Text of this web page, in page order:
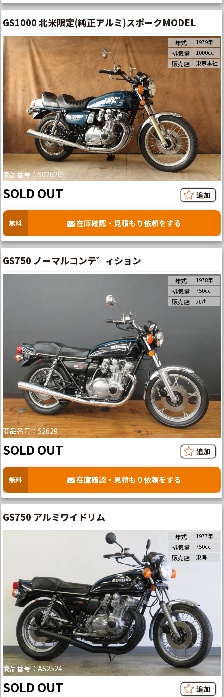
GS1000 北米限定(純正アルミ)スポークMODEL
商品番号：S02626
年式 1979年
排気量 1000cc
販売店 東京本社
SOLD OUT
無料 在庫確認・見積もり依頼をする
GS750 ノーマルコンテ゛ィション
商品番号：S2629
年式 1978年
排気量 750cc
販売店 九州
SOLD OUT
無料 在庫確認・見積もり依頼をする
GS750 アルミワイドリム
商品番号：AS2524
年式 1977年
排気量 750cc
販売店 東海
SOLD OUT